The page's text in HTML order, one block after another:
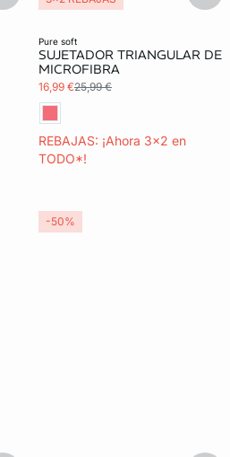
pure soft
SUJETADOR TRIANGULAR DE
MICROFIBRA
16,99 €25,99 €
REBAJAS: ¡Ahora 3x2 en
TODO*!
-50%